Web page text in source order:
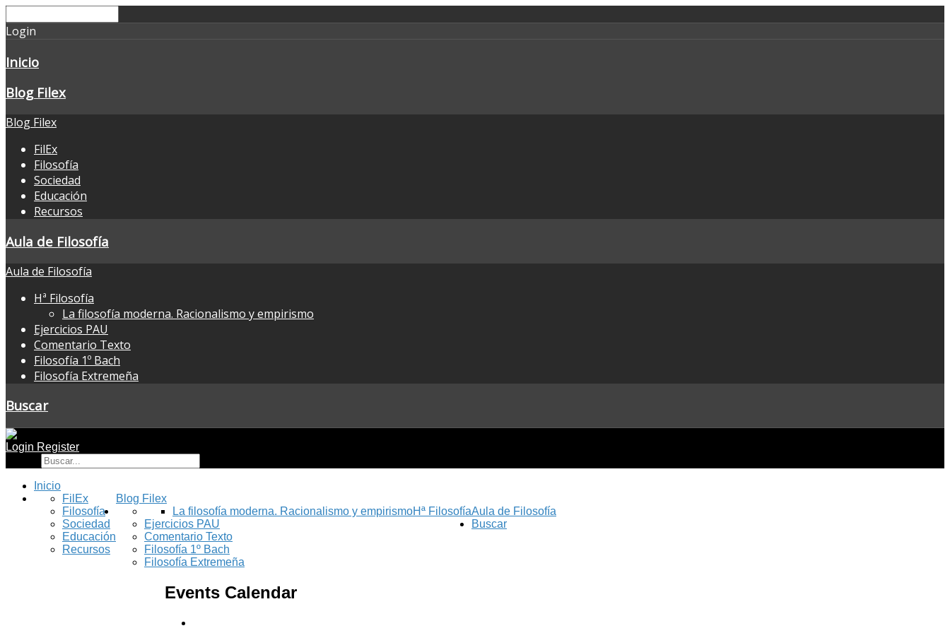
Login
Inicio
Blog Filex
Blog Filex
FilEx
Filosofía
Sociedad
Educación
Recursos
Aula de Filosofía
Aula de Filosofía
Hª Filosofía
La filosofía moderna. Racionalismo y empirismo
Ejercicios PAU
Comentario Texto
Filosofía 1º Bach
Filosofía Extremeña
Buscar
Login Register
Inicio
Blog Filex
FilEx
Filosofía
Sociedad
Educación
Recursos
Aula de Filosofía
Hª Filosofía
La filosofía moderna. Racionalismo y empirismo
Ejercicios PAU
Comentario Texto
Filosofía 1º Bach
Filosofía Extremeña
Buscar
Events Calendar